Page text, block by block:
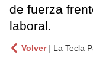
de fuerza
laboral.
Volver| La Tecla